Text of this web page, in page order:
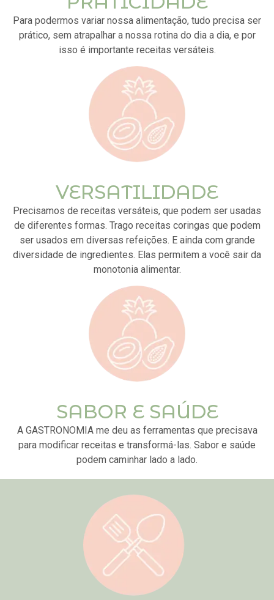
Para podermos variar nossa alimentação, tudo precisa ser
prático, sem atrapalhar a nossa rotina do dia a dia, e por
isso é importante receitas versáteis.
VERSATILIDADE
Precisamos de receitas versáteis, que podem ser usadas
de diferentes formas. Trago receitas coringas que podem
ser usados em diversas refeições. E ainda com grande
diversidade de ingredientes. Elas permitem a você sair da
monotonia alimentar.
SABOR E SAÚDE
A GASTRONOMIA me deu as ferramentas que precisava
para modificar receitas e transformá-las. Sabor e saúde
podem caminhar lado a lado.